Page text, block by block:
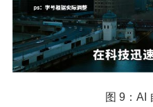
图 9：AI